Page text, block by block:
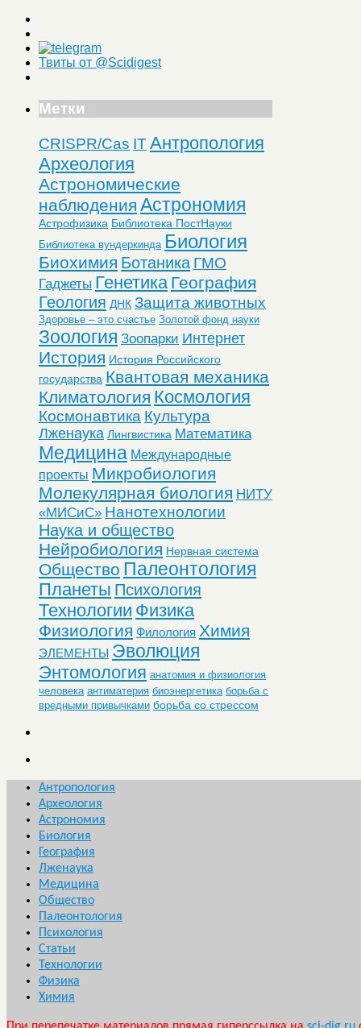
Твиты от @Scidigest
Метки
CRISPR/Cas ITАнтропология
Археология
Астрономические
наблюдения Астрономия
Астрофизика Библиотека ПостНауки
Библиотека вундеркинда Биология
Биохимия Ботаника ГМО
Гаджеты Генетика География
Геология ДНК Защита животных
Здоровье – это счастье Золотой фонд науки
Зоология Зоопарки Интернет
История История Российского
государства Квантовая механика
Климатология Космология
Космонавтика Культура
Лженаука Лингвистика Математика
Медицина Международные
проекты Микробиология
Молекулярная биология НИТУ
«МИСиС» Нанотехнологии
Наука и общество
Нейробиология Нервная система
Общество Палеонтология
Планеты Психология
Технологии Физика
Физиология Филология Химия
ЭЛЕМЕНТЫ Эволюция
Энтомология анатомия и физиология
человека антиматерия биоэнергетика борьба с
вредными привычками борьба со стрессом
Антропология
Археология
Астрономия
Биология
География
Лженаука
Медицина
Общество
Палеонтология
Психология
Статьи
Технологии
Физика
Химия